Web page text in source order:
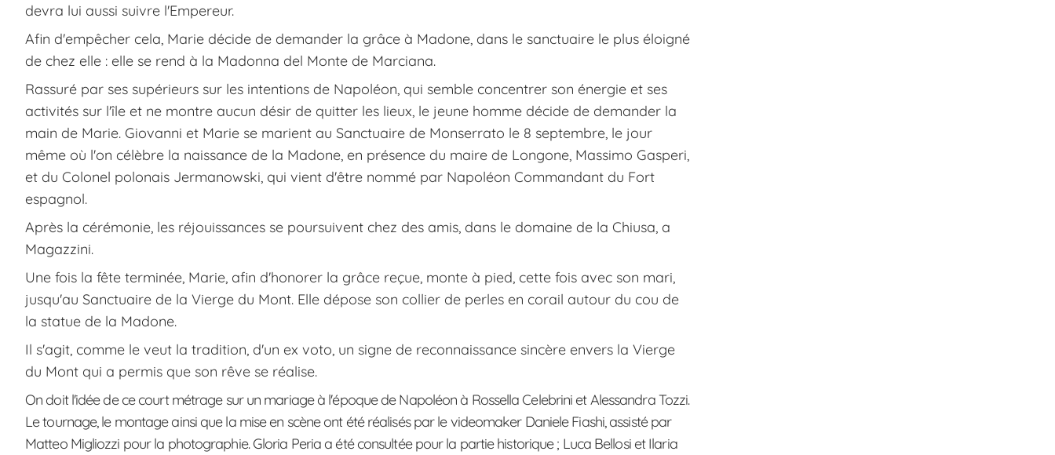
devra lui aussi suivre l'Empereur.
Afin d'empêcher cela, Marie décide de demander la grâce à Madone, dans le sanctuaire le plus éloigné
de chez elle : elle se rend à la Madonna del Monte de Marciana.
Rassuré par ses supérieurs sur les intentions de Napoléon, qui semble concentrer son énergie et ses
activités sur l'île et ne montre aucun désir de quitter les lieux, le jeune homme décide de demander la
main de Marie. Giovanni et Marie se marient au Sanctuaire de Monserrato le 8 septembre, le jour
même où l'on célèbre la naissance de la Madone, en présence du maire de Longone, Massimo Gasperi,
et du Colonel polonais Jermanowski, qui vient d'être nommé par Napoléon Commandant du Fort
espagnol.
Après la cérémonie, les réjouissances se poursuivent chez des amis, dans le domaine de la Chiusa, a
Magazzini.
Une fois la fête terminée, Marie, afin d'honorer la grâce reçue, monte à pied, cette fois avec son mari,
jusqu'au Sanctuaire de la Vierge du Mont. Elle dépose son collier de perles en corail autour du cou de
la statue de la Madone.
Il s'agit, comme le veut la tradition, d'un ex voto, un signe de reconnaissance sincère envers la Vierge
du Mont qui a permis que son rêve se réalise.
On doit l'idée de ce court métrage sur un mariage à l'époque de Napoléon à Rossella Celebrini et Alessandra Tozzi.
Le tournage, le montage ainsi que la mise en scène ont été réalisés par le videomaker Daniele Fiashi, assisté par
Matteo Migliozzi pour la photographie. Gloria Peria a été consultée pour la partie historique ; Luca Bellosi et Ilaria